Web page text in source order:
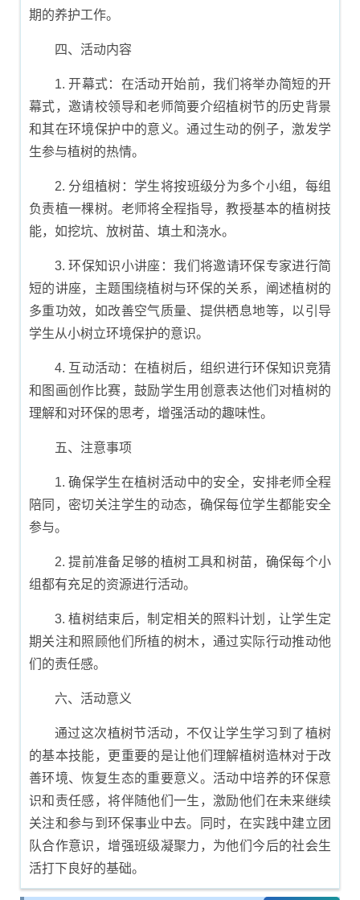
期的养护工作。
四、活动内容
1. 开幕式：在活动开始前，我们将举办简短的开
幕式，邀请校领导和老师简要介绍植树节的历史背景
和其在环境保护中的意义。通过生动的例子，激发学
生参与植树的热情。
2. 分组植树：学生将按班级分为多个小组，每组
负责植一棵树。老师将全程指导，教授基本的植树技
能，如挖坑、放树苗、填土和浇水。
3. 环保知识小讲座：我们将邀请环保专家进行简
短的讲座，主题围绕植树与环保的关系，阐述植树的
多重功效，如改善空气质量、提供栖息地等，以引导
学生从小树立环境保护的意识。
4. 互动活动：在植树后，组织进行环保知识竞猜
和图画创作比赛，鼓励学生用创意表达他们对植树的
理解和对环保的思考，增强活动的趣味性。
五、注意事项
1. 确保学生在植树活动中的安全，安排老师全程
陪同，密切关注学生的动态，确保每位学生都能安全
参与。
2. 提前准备足够的植树工具和树苗，确保每个小
组都有充足的资源进行活动。
3. 植树结束后，制定相关的照料计划，让学生定
期关注和照顾他们所植的树木，通过实际行动推动他
们的责任感。
六、活动意义
通过这次植树节活动，不仅让学生学习到了植树
的基本技能，更重要的是让他们理解植树造林对于改
善环境、恢复生态的重要意义。活动中培养的环保意
识和责任感，将伴随他们一生，激励他们在未来继续
关注和参与到环保事业中去。同时，在实践中建立团
队合作意识，增强班级凝聚力，为他们今后的社会生
活打下良好的基础。